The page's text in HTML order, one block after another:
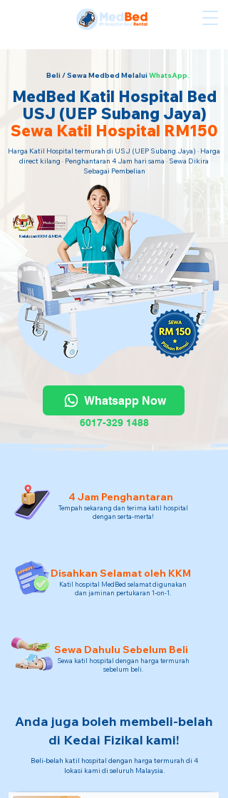
Beli / Sewa Medbed Melalui WhatsApp.
MedBed Katil Hospital Bed
USJ (UEP Subang Jaya)
Sewa Katil Hospital RM150
Harga Katil Hospital termurah di USJ (UEP Subang Jaya) · Harga
direct kilang · Penghantaran 4 Jam hari sama · Sewa Dikira
Sebagai Pembelian
Kelulusan KKM & MDA
Whatsapp Now
6017-329 1488
4 Jam Penghantaran
Tempah sekarang dan terima katil hospital
dengan serta-merta!
Disahkan Selamat oleh KKM
Katil hospital MedBed selamat digunakan
dan jaminan pertukaran 1-on-1.
Sewa Dahulu Sebelum Beli
Sewa katil hospital dengan harga termurah
sebelum beli.
Anda juga boleh membeli-belah
di Kedai Fizikal kami!
Beli-belah katil hospital dengan harga termurah di 4
lokasi kami di seluruh Malaysia.